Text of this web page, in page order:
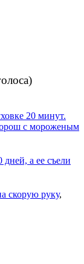
20 минут.
с мороженым
а ее съели
скорую руку,